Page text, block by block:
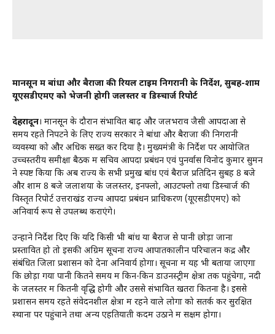
मानसून में बांधों और बैराजों की रियल टाइम निगरानी के निर्देश, सुबह-शाम
यूएसडीएमए को भेजनी होगी जलस्तर व डिस्चार्ज रिपोर्ट
देहरादून। मानसून के दौरान संभावित बाढ़ और जलभराव जैसी आपदाओं से
समय रहते निपटने के लिए राज्य सरकार ने बांधों और बैराजों की निगरानी
व्यवस्था को और अधिक सख्त कर दिया है। मुख्यमंत्री के निर्देश पर आयोजित
उच्चस्तरीय समीक्षा बैठक में सचिव आपदा प्रबंधन एवं पुनर्वास विनोद कुमार सुमन
ने स्पष्ट किया कि अब राज्य के सभी प्रमुख बांध एवं बैराज प्रतिदिन सुबह 8 बजे
और शाम 8 बजे जलाशयों के जलस्तर, इनफ्लो, आउटफ्लो तथा डिस्चार्ज की
विस्तृत रिपोर्ट उत्तराखंड राज्य आपदा प्रबंधन प्राधिकरण (यूएसडीएमए) को
अनिवार्य रूप से उपलब्ध कराएंगे।
उन्होंने निर्देश दिए कि यदि किसी भी बांध या बैराज से पानी छोड़ा जाना
प्रस्तावित हो तो इसकी अग्रिम सूचना राज्य आपातकालीन परिचालन केंद्र और
संबंधित जिला प्रशासन को देना अनिवार्य होगा। सूचना में यह भी बताया जाएगा
कि छोड़ा गया पानी कितने समय में किन-किन डाउनस्ट्रीम क्षेत्रों तक पहुंचेगा, नदी
के जलस्तर में कितनी वृद्धि होगी और उससे संभावित खतरा कितना है। इससे
प्रशासन समय रहते संवेदनशील क्षेत्रों में रहने वाले लोगों को सतर्क कर सुरक्षित
स्थानों पर पहुंचाने तथा अन्य एहतियाती कदम उठाने में सक्षम होगा।